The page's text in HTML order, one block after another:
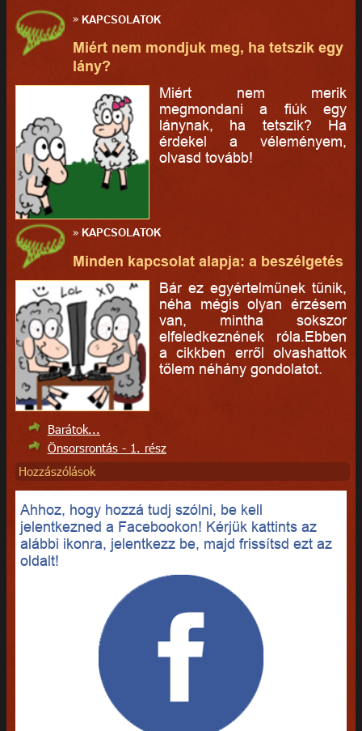
» KAPCSOLATOK
Miért nem mondjuk meg, ha tetszik egy
lány?
Miért nem merik
megmondani a fiúk egy
lánynak, ha tetszik? Ha
érdekel a véleményem,
olvasd tovább!
» KAPCSOLATOK
Minden kapcsolat alapja: a beszélgetés
Bár ez egyértelműnek tűnik,
néha mégis olyan érzésem
van, mintha sokszor
elfeledkeznének róla.Ebben
a cikkben erről olvashattok
tőlem néhány gondolatot.
Barátok...
Önsorsrontás - 1. rész
Hozzászólások
Ahhoz, hogy hozzá tudj szólni, be kell
jelentkezned a Facebookon! Kérjük kattints az
alábbi ikonra, jelentkezz be, majd frissítsd ezt az
oldalt!